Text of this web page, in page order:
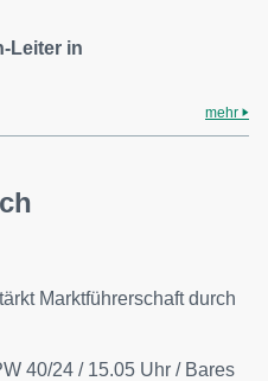
Leiter in
mehr
Marktführerschaft durch
40/24 / 15.05 Uhr / Bares